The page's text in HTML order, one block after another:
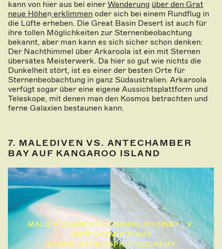
kann von hier aus bei einer Wanderung über den Grat
neue Höhen erklimmen oder sich bei einem Rundflug in
die Lüfte erheben. Die Great Basin Desert ist auch für
ihre tollen Möglichkeiten zur Sternenbeobachtung
bekannt, aber man kann es sich sicher schon denken:
Der Nachthimmel über Arkaroola ist ein mit Sternen
übersätes Meisterwerk. Da hier so gut wie nichts die
Dunkelheit stört, ist es einer der besten Orte für
Sternenbeobachtung in ganz Südaustralien. Arkaroola
verfügt sogar über eine eigene Aussichtsplattform und
Teleskope, mit denen man den Kosmos betrachten und
ferne Galaxien bestaunen kann.
7. MALEDIVEN VS. ANTECHAMBER
BAY AUF KANGAROO ISLAND
MALDIVES @NEVER.ENDING.JOURNEY_ V.
ANTECHAMBER BAY
@ANGELATRAVISPHOTOGRAPHY